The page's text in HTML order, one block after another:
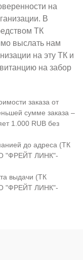
на
В
ТК
выслать нам
на эту ТК и
на забор
заказа от
сумме заказа –
1.000 RUB без
до адреса (ТК
"ФРЕЙТ ЛИНК"-
выдачи (ТК
"ФРЕЙТ ЛИНК"-